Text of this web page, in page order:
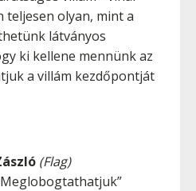
teljesen olyan, mint a
látványos
ki kellene mennünk az
a villám kezdőpontját
(Flag)